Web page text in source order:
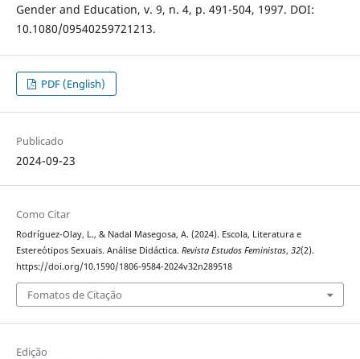
Gender and Education, v. 9, n. 4, p. 491-504, 1997. DOI:
10.1080/09540259721213.
PDF (English)
Publicado
2024-09-23
Como Citar
Rodríguez-Olay, L., & Nadal Masegosa, A. (2024). Escola, Literatura e
Estereótipos Sexuais. Análise Didáctica. Revista Estudos Feministas, 32(2).
https://doi.org/10.1590/1806-9584-2024v32n289518
Fomatos de Citação
Edição